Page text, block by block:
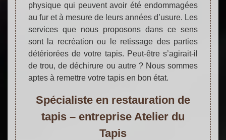
physique qui peuvent avoir été endommagées
au fur et à mesure de leurs années d’usure. Les
services que nous proposons dans ce sens
sont la recréation ou le retissage des parties
détériorées de votre tapis. Peut-être s’agirait-il
de trou, de déchirure ou autre ? Nous sommes
aptes à remettre votre tapis en bon état.
Spécialiste en restauration de
tapis – entreprise Atelier du
Tapis